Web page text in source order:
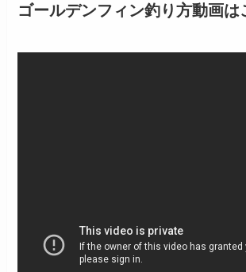
ゴールデンフィン釣り方動画は